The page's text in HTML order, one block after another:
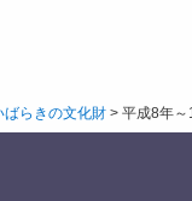
ばらきの文化財 > 平成8年～